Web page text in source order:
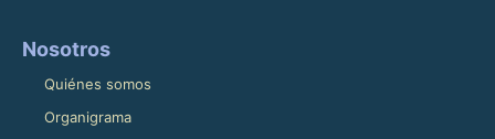
Nosotros
Quiénes somos
Organigrama